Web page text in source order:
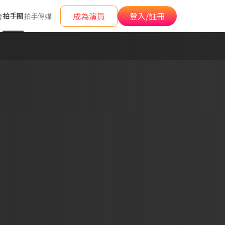
拍手圈拍手傳媒 成為演員 登入/註冊